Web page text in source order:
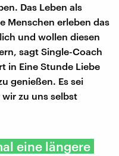
Das Leben als
Menschen erleben das
und wollen diesen
sagt Single-Coach
in Eine Stunde Liebe
genießen. Es sei
zu uns selbst
eine längere